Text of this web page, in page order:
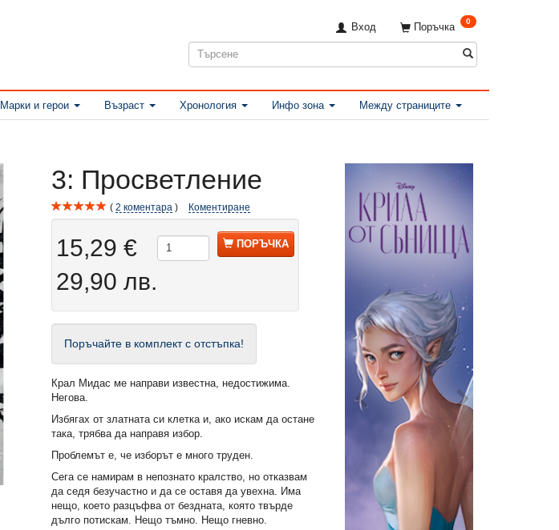
Поръчка 0
Вход
Марки и герои Възраст Хронология Инфо зона Между страниците
3: Просветление
2 коментара Коментиране
15,29 €
29,90 лв.
ПОРЪЧКА
Поръчайте в комплект с отстъпка!
Крал Мидас ме направи известна, недостижима.
Негова.
Избягах от златната си клетка и, ако искам да остане
така, трябва да направя избор.
Проблемът е, че изборът е много труден.
Сега се намирам в непознато кралство, но отказвам
да седя безучастно и да се оставя да увехна. Има
нещо, което разцъфва от бездната, която твърде
дълго потискам. Нещо тъмно. Нещо гневно.